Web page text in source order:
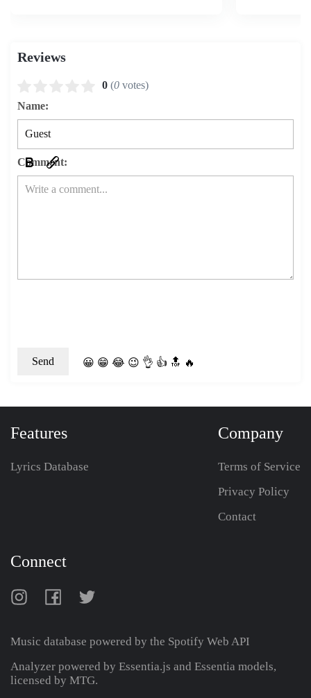
Reviews
0 (0 votes)
Name:
Comment:
😀 😁 😂 😉 👌 👍 🔝 🔥
Features
Lyrics Database
Company
Terms of Service
Privacy Policy
Contact
Connect
Music database powered by the Spotify Web API
Analyzer powered by Essentia.js and Essentia models,
licensed by MTG.